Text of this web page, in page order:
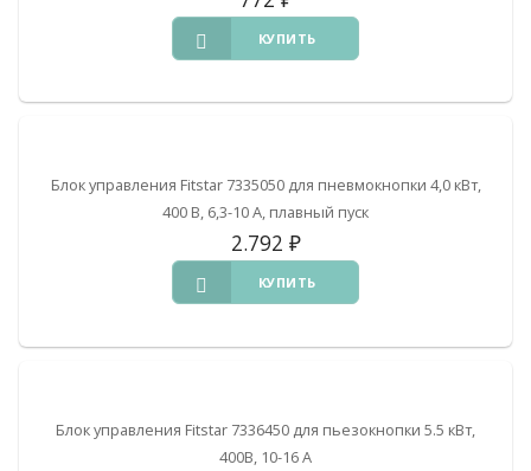
КУПИТЬ
Блок управления Fitstar 7335050 для пневмокнопки 4,0 кВт,
400 В, 6,3-10 А, плавный пуск
2.792 ₽
КУПИТЬ
Блок управления Fitstar 7336450 для пьезокнопки 5.5 кВт,
400В, 10-16 А